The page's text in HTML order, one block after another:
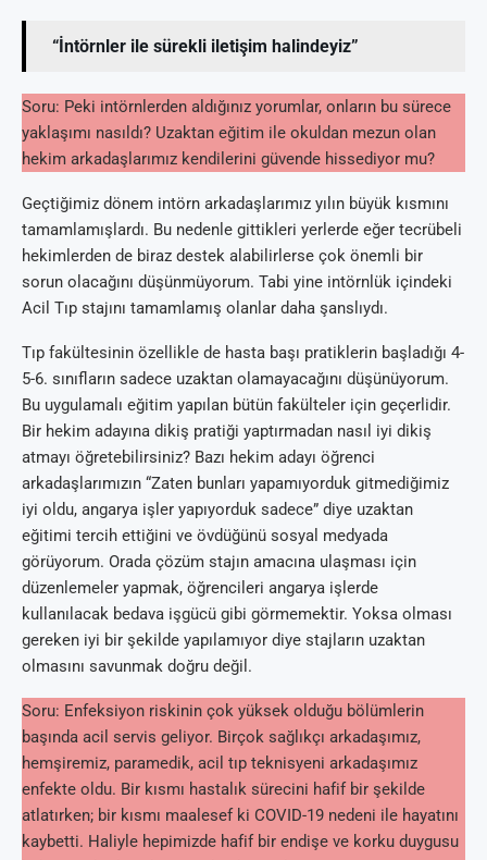
“İntörnler ile sürekli iletişim halindeyiz”
Soru: Peki intörnlerden aldığınız yorumlar, onların bu sürece
yaklaşımı nasıldı? Uzaktan eğitim ile okuldan mezun olan
hekim arkadaşlarımız kendilerini güvende hissediyor mu?
Geçtiğimiz dönem intörn arkadaşlarımız yılın büyük kısmını
tamamlamışlardı. Bu nedenle gittikleri yerlerde eğer tecrübeli
hekimlerden de biraz destek alabilirlerse çok önemli bir
sorun olacağını düşünmüyorum. Tabi yine intörnlük içindeki
Acil Tıp stajını tamamlamış olanlar daha şanslıydı.
Tıp fakültesinin özellikle de hasta başı pratiklerin başladığı 4-
5-6. sınıfların sadece uzaktan olamayacağını düşünüyorum.
Bu uygulamalı eğitim yapılan bütün fakülteler için geçerlidir.
Bir hekim adayına dikiş pratiği yaptırmadan nasıl iyi dikiş
atmayı öğretebilirsiniz? Bazı hekim adayı öğrenci
arkadaşlarımızın “Zaten bunları yapamıyorduk gitmediğimiz
iyi oldu, angarya işler yapıyorduk sadece” diye uzaktan
eğitimi tercih ettiğini ve övdüğünü sosyal medyada
görüyorum. Orada çözüm stajın amacına ulaşması için
düzenlemeler yapmak, öğrencileri angarya işlerde
kullanılacak bedava işgücü gibi görmemektir. Yoksa olması
gereken iyi bir şekilde yapılamıyor diye stajların uzaktan
olmasını savunmak doğru değil.
Soru: Enfeksiyon riskinin çok yüksek olduğu bölümlerin
başında acil servis geliyor. Birçok sağlıkçı arkadaşımız,
hemşiremiz, paramedik, acil tıp teknisyeni arkadaşımız
enfekte oldu. Bir kısmı hastalık sürecini hafif bir şekilde
atlatırken; bir kısmı maalesef ki COVID-19 nedeni ile hayatını
kaybetti. Haliyle hepimizde hafif bir endişe ve korku duygusu